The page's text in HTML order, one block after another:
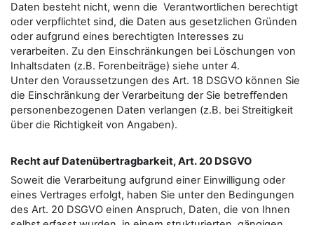
Daten besteht nicht, wenn die Verantwortlichen berechtigt
oder verpflichtet sind, die Daten aus gesetzlichen Gründen
oder aufgrund eines berechtigten Interesses zu
verarbeiten. Zu den Einschränkungen bei Löschungen von
Inhaltsdaten (z.B. Forenbeiträge) siehe unter 4.
Unter den Voraussetzungen des Art. 18 DSGVO können Sie
die Einschränkung der Verarbeitung der Sie betreﬀenden
personenbezogenen Daten verlangen (z.B. bei Streitigkeit
über die Richtigkeit von Angaben).
Recht auf Datenübertragbarkeit, Art. 20 DSGVO
Soweit die Verarbeitung aufgrund einer Einwilligung oder
eines Vertrages erfolgt, haben Sie unter den Bedingungen
des Art. 20 DSGVO einen Anspruch, Daten, die von Ihnen